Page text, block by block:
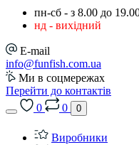
пн-сб - з 8.00 до
нд - вихідний
E-mail
info@funfish.com.ua
Ми в соцмережах
Перейти до контактів
0
0 0
Виробники